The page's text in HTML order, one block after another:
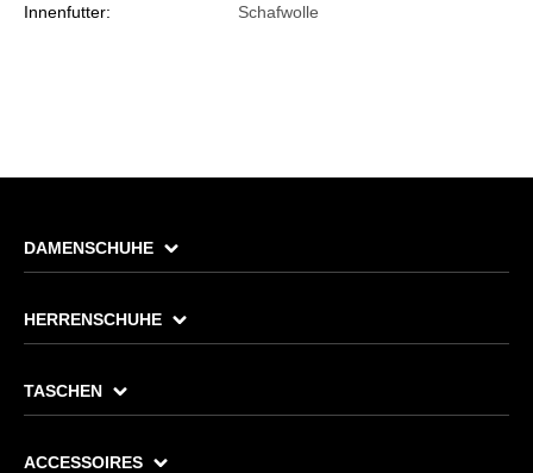
Innenfutter: Schafwolle
DAMENSCHUHE
HERRENSCHUHE
TASCHEN
ACCESSOIRES